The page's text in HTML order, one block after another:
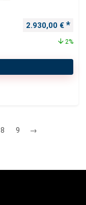
Ursprünglicher
2.930,00 €
2%
8 9 →